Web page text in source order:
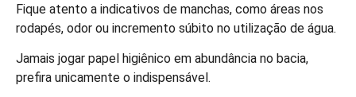
Fique atento a indicativos de manchas, como áreas nos
rodapés, odor ou incremento súbito no utilização de água.
Jamais jogar papel higiênico em abundância no bacia,
prefira unicamente o indispensável.